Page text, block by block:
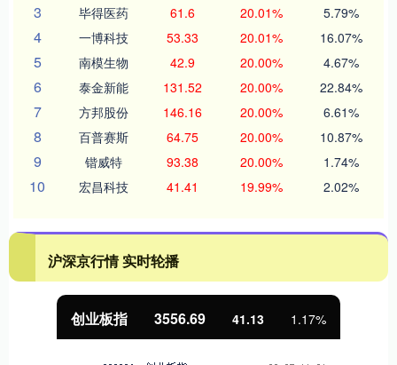
3 毕得医药 61.6 20.01% 5.79%
4 一博科技 53.33 20.01% 16.07%
5 南模生物 42.9 20.00% 4.67%
6 泰金新能 131.52 20.00% 22.84%
7 方邦股份 146.16 20.00% 6.61%
8 百普赛斯 64.75 20.00% 10.87%
9 锴威特 93.38 20.00% 1.74%
10 宏昌科技 41.41 19.99% 2.02%
沪深京行情 实时轮播
基金指数 7235.16 5.36 0.07%